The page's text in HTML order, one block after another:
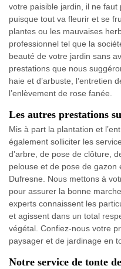
votre paisible jardin, il ne
puisque tout va fleurir et se
plantes ou les mauvaises
professionnel tel que la
beauté de votre jardin sans
prestations que nous
haie et d’arbuste, l’entretien
l’enlèvement de rose fanée.
Les autres prestations
Mis à part la plantation et
également solliciter les
d’arbre, de pose de clôture,
pelouse et de pose de gazon
Dufresne. Nous mettons à
pour assurer la bonne
experts connaissent les
et agissent dans un total
végétal. Confiez-nous votre
paysager et de jardinage en
Notre service de tonte